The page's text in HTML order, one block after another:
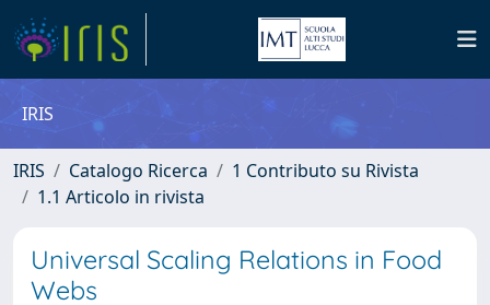
IRIS
IRIS Catalogo Ricerca
1 Contributo su Rivista
1.1 Articolo in rivista
Universal Scaling Relations in Food
Webs